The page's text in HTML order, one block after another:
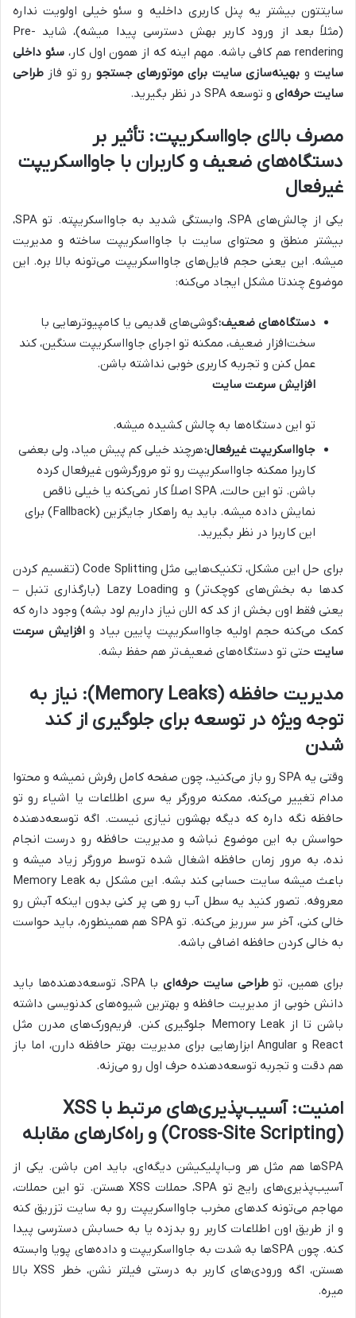
سایتتون بیشتر یه پنل کاربری داخلیه و سئو خیلی اولویت نداره
(مثلاً بعد از ورود کاربر بهش دسترسی پیدا میشه)، شاید Pre-
rendering هم کافی باشه. مهم اینه که از همون اول کار،
سئو داخلی
سایت و بهینه‌سازی سایت برای موتورهای جستجو رو تو فاز طراحی
سایت حرفه‌ای و توسعه SPA در نظر بگیرید.
مصرف بالای جاوااسکریپت: تأثیر بر
دستگاه‌های ضعیف و کاربران با جاوااسکریپت
غیرفعال
یکی از چالش‌های SPA، وابستگی شدید به جاوااسکریپته. تو SPA،
بیشتر منطق و محتوای سایت با جاوااسکریپت ساخته و مدیریت
میشه. این یعنی حجم فایل‌های جاوااسکریپت می‌تونه بالا بره. این
موضوع چندتا مشکل ایجاد می‌کنه:
دستگاه‌های ضعیف:گوشی‌های قدیمی یا کامپیوترهایی با
سخت‌افزار ضعیف، ممکنه تو اجرای جاوااسکریپت سنگین، کند
عمل کنن و تجربه کاربری خوبی نداشته باشن.
افزایش سرعت سایت
تو این دستگاه‌ها به چالش کشیده میشه.
جاوااسکریپت غیرفعال:هرچند خیلی کم پیش میاد، ولی بعضی
کاربرا ممکنه جاوااسکریپت رو تو مرورگرشون غیرفعال کرده
باشن. تو این حالت، SPA اصلاً کار نمی‌کنه یا خیلی ناقص
نمایش داده میشه. باید یه راهکار جایگزین (Fallback) برای
این کاربرا در نظر بگیرید.
برای حل این مشکل، تکنیک‌هایی مثل Code Splitting (تقسیم کردن
کدها به بخش‌های کوچک‌تر) و Lazy Loading (بارگذاری تنبل –
یعنی فقط اون بخش از کد که الان نیاز داریم لود بشه) وجود داره که
کمک می‌کنه حجم اولیه جاوااسکریپت پایین بیاد وافزایش سرعت
سایت حتی تو دستگاه‌های ضعیف‌تر هم حفظ بشه.
مدیریت حافظه (Memory Leaks): نیاز به
توجه ویژه در توسعه برای جلوگیری از کند
شدن
وقتی یه SPA رو باز می‌کنید، چون صفحه کامل رفرش نمیشه و محتوا
مدام تغییر می‌کنه، ممکنه مرورگر یه سری اطلاعات یا اشیاء رو تو
حافظه نگه داره که دیگه بهشون نیازی نیست. اگه توسعه‌دهنده
حواسش به این موضوع نباشه و مدیریت حافظه رو درست انجام
نده، به مرور زمان حافظه اشغال شده توسط مرورگر زیاد میشه و
باعث میشه سایت حسابی کند بشه. این مشکل به Memory Leak
معروفه. تصور کنید یه سطل آب رو هی پر کنی بدون اینکه آبش رو
خالی کنی، آخر سر سرریز می‌کنه. تو SPA هم همینطوره، باید حواست
به خالی کردن حافظه اضافی باشه.
برای همین، توطراحی سایت حرفه‌ای
با SPA، توسعه‌دهنده‌ها باید
دانش خوبی از مدیریت حافظه و بهترین شیوه‌های کدنویسی داشته
باشن تا از Memory Leak جلوگیری کنن. فریم‌ورک‌های مدرن مثل
React و Angular ابزارهایی برای مدیریت بهتر حافظه دارن، اما باز
هم دقت و تجربه توسعه‌دهنده حرف اول رو می‌زنه.
امنیت: آسیب‌پذیری‌های مرتبط با XSS
(Cross-Site Scripting) و راه‌کارهای مقابله
SPAها هم مثل هر وب‌اپلیکیشن دیگه‌ای، باید امن باشن. یکی از
آسیب‌پذیری‌های رایج تو SPA، حملات XSS هستن. تو این حملات،
مهاجم می‌تونه کدهای مخرب جاوااسکریپت رو به سایت تزریق کنه
و از طریق اون اطلاعات کاربر رو بدزده یا به حسابش دسترسی پیدا
کنه. چون SPAها به شدت به جاوااسکریپت و داده‌های پویا وابسته
هستن، اگه ورودی‌های کاربر به درستی فیلتر نشن، خطر XSS بالا
میره.